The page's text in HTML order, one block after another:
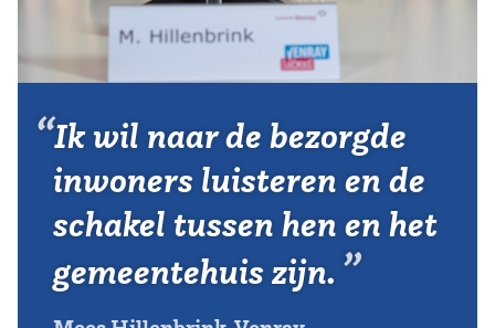
Ik wil naar de bezorgde
inwoners luisteren en de
schakel tussen hen en het
gemeentehuis zijn.